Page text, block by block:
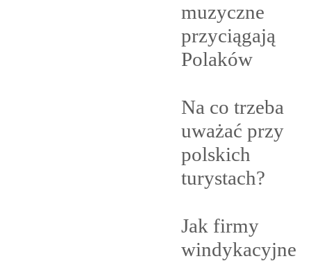
muzyczne
przyciągają
Polaków
Na co trzeba
uważać przy
polskich
turystach?
Jak firmy
windykacyjne